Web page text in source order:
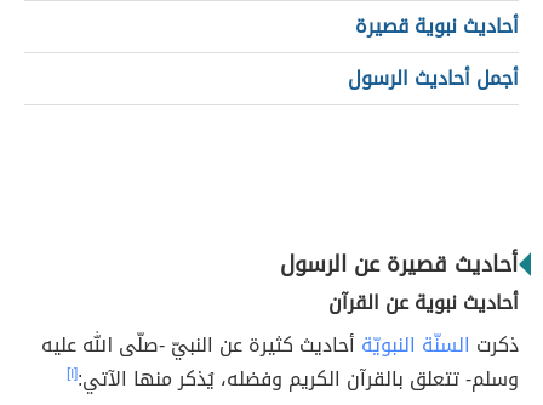
أحاديث نبوية قصيرة
أجمل أحاديث الرسول
أحاديث قصيرة عن الرسول
أحاديث نبوية عن القرآن
ذكرت السنّة النبويّة أحاديث كثيرة عن النبيّ -صلّى الله عليه
وسلم- تتعلق بالقرآن الكريم وفضله، يُذكر منها الآتي:[١]